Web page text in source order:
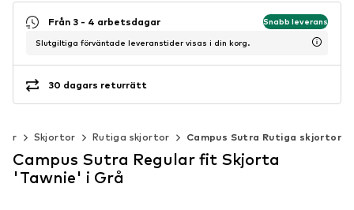
Från 3 - 4 arbetsdagar Snabb leverans
Slutgiltiga förväntade leveranstider visas i din korg.
30 dagars returrätt
Skjortor Rutiga skjortor Campus Sutra Rutiga skjortor
Campus Sutra Regular fit Skjorta
'Tawnie' i Grå